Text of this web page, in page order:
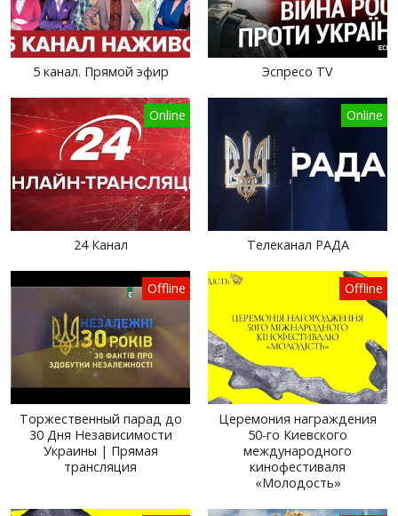
5 канал. Прямой эфир Эспресо TV
Online
24 Канал
Online
Телеканал РАДА
Offline
Торжественный парад до
30 Дня Независимости
Украины | Прямая
трансляция
Offline
Церемония награждения
50-го Киевского
международного
кинофестиваля
«Молодость»